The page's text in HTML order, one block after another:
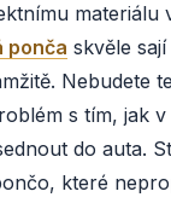
materiálu
ponča skvěle
Nebudete
s tím, jak
do auta.
které